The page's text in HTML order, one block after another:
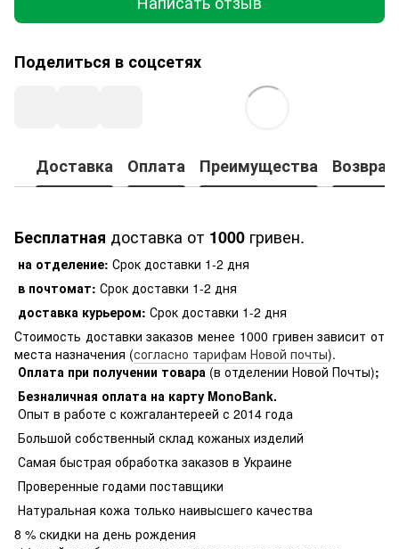
Поделиться в соцсетях
Доставка Оплата Преимущества Возврат
Бесплатная доставка от 1000 гривен.
на отделение: Срок доставки 1-2 дня
в почтомат: Срок доставки 1-2 дня
доставка курьером: Срок доставки 1-2 дня
Стоимость доставки заказов менее 1000 гривен зависит от
места назначения (согласно тарифам Новой почты).
Оплата при получении товара (в отделении Новой Почты);
Безналичная оплата на карту MonoBank.
Опыт в работе с кожгалантереей с 2014 года
Большой собственный склад кожаных изделий
Самая быстрая обработка заказов в Украине
Проверенные годами поставщики
Натуральная кожа только наивысшего качества
8 % скидки на день рождения